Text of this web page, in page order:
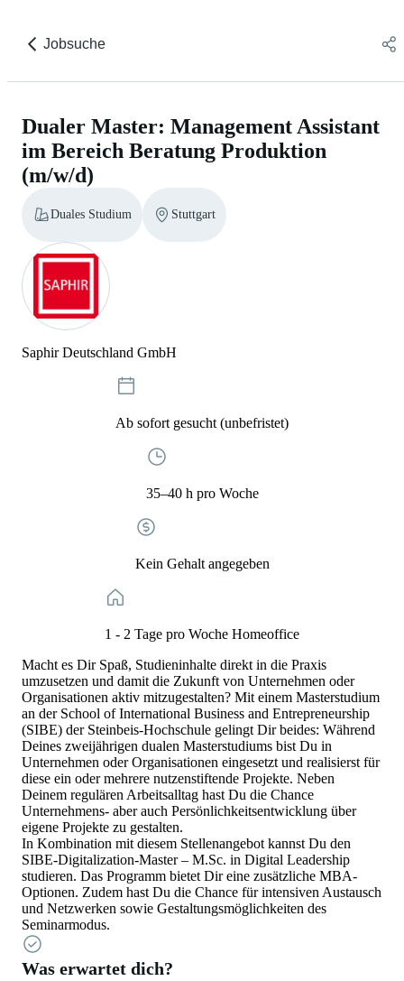
Jobsuche
Dualer Master: Management Assistant
im Bereich Beratung Produktion
(m/w/d)
Duales Studium Stuttgart
Saphir Deutschland GmbH
Ab sofort gesucht (unbefristet)
35–40 h pro Woche
Kein Gehalt angegeben
1 - 2 Tage pro Woche Homeoffice
Macht es Dir Spaß, Studieninhalte direkt in die Praxis
umzusetzen und damit die Zukunft von Unternehmen oder
Organisationen aktiv mitzugestalten? Mit einem Masterstudium
an der School of International Business and Entrepreneurship
(SIBE) der Steinbeis-Hochschule gelingt Dir beides: Während
Deines zweijährigen dualen Masterstudiums bist Du in
Unternehmen oder Organisationen eingesetzt und realisierst für
diese ein oder mehrere nutzenstiftende Projekte. Neben
Deinem regulären Arbeitsalltag hast Du die Chance
Unternehmens- aber auch Persönlichkeitsentwicklung über
eigene Projekte zu gestalten.
In Kombination mit diesem Stellenangebot kannst Du den
SIBE-Digitalization-Master – M.Sc. in Digital Leadership
studieren. Das Programm bietet Dir eine zusätzliche MBA-
Optionen. Zudem hast Du die Chance für intensiven Austausch
und Netzwerken sowie Gestaltungsmöglichkeiten des
Seminarmodus.
Was erwartet dich?